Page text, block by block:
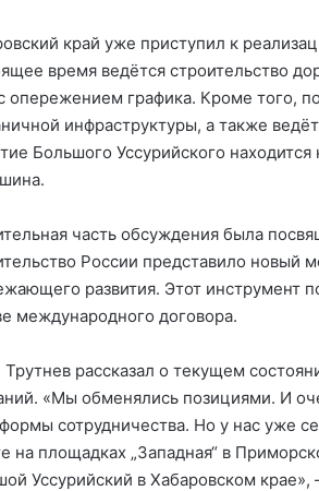
край уже приступил к
время ведётся строительство
опережением графика. Кроме того,
инфраструктуры, а также
Большого Уссурийского
часть обсуждения была
России представило
развития. Этот инструмент
международного договора.
рассказал о текущем
«Мы обменялись позициями. И
сотрудничества. Но у нас уже
на площадках „Западная“ в
Уссурийский в Хабаровском